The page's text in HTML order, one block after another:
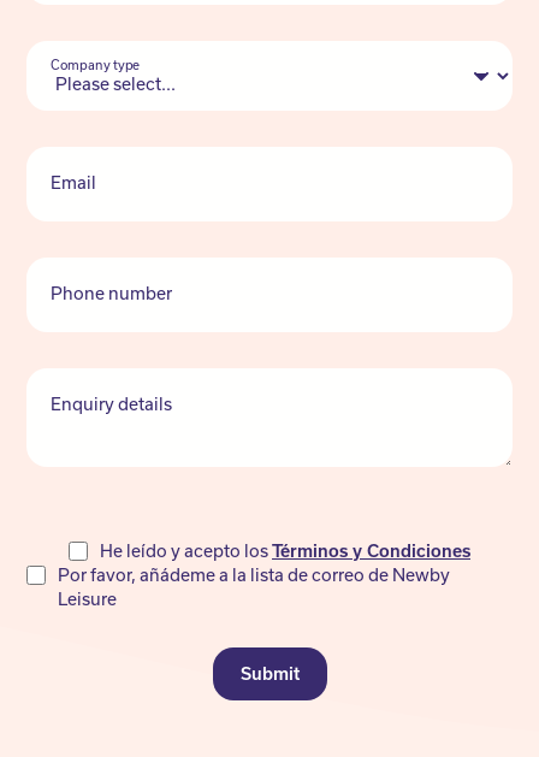
Company type
Email
Phone number
Enquiry details
not
He leído y acepto losTérminos y Condiciones
Por favor, añádeme a la lista de correo de Newby
Leisure
Submit